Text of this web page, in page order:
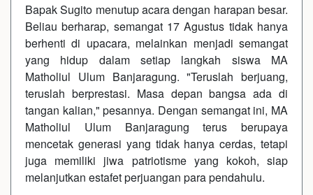
Bapak Sugito menutup acara dengan harapan besar.
Beliau berharap, semangat 17 Agustus tidak hanya
berhenti di upacara, melainkan menjadi semangat
yang hidup dalam setiap langkah siswa MA
Matholiul Ulum Banjaragung. "Teruslah berjuang,
teruslah berprestasi. Masa depan bangsa ada di
tangan kalian," pesannya. Dengan semangat ini, MA
Matholiul Ulum Banjaragung terus berupaya
mencetak generasi yang tidak hanya cerdas, tetapi
juga memiliki jiwa patriotisme yang kokoh, siap
melanjutkan estafet perjuangan para pendahulu.